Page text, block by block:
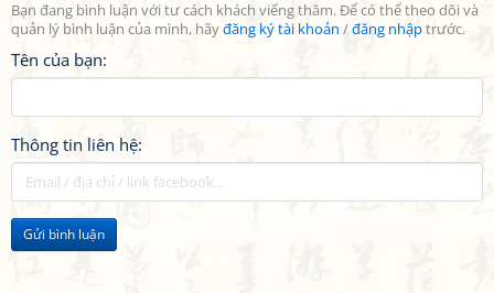
Bạn đang bình luận với tư cách khách viếng thăm. Để có thể theo dõi và
quản lý bình luận của mình, hãyđăng ký tài khoản /đăng nhậptrước.
Tên của bạn:
Thông tin liên hệ:
Gửi bình luận